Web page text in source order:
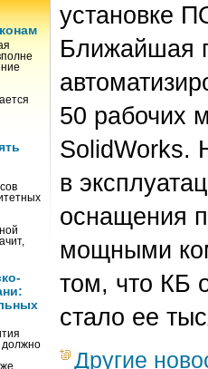
должно
установке
Ближайшая
50 рабочих
SolidWorks.
в
оснащения
мощными
том, что КБ
стало ее
Другие